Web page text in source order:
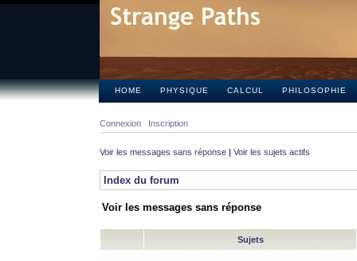
HOME PHYSIQUE CALCUL PHILOSOPHIE
Connexion Inscription
Voir les messages sans réponse | Voir les sujets actifs
Index du forum
Voir les messages sans réponse
Sujets